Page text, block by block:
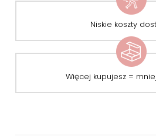
Niskie koszty
Więcej kupujesz =